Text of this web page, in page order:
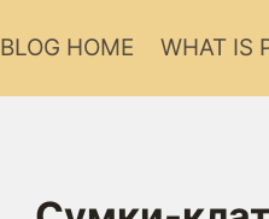
BLOG HOME WHAT IS